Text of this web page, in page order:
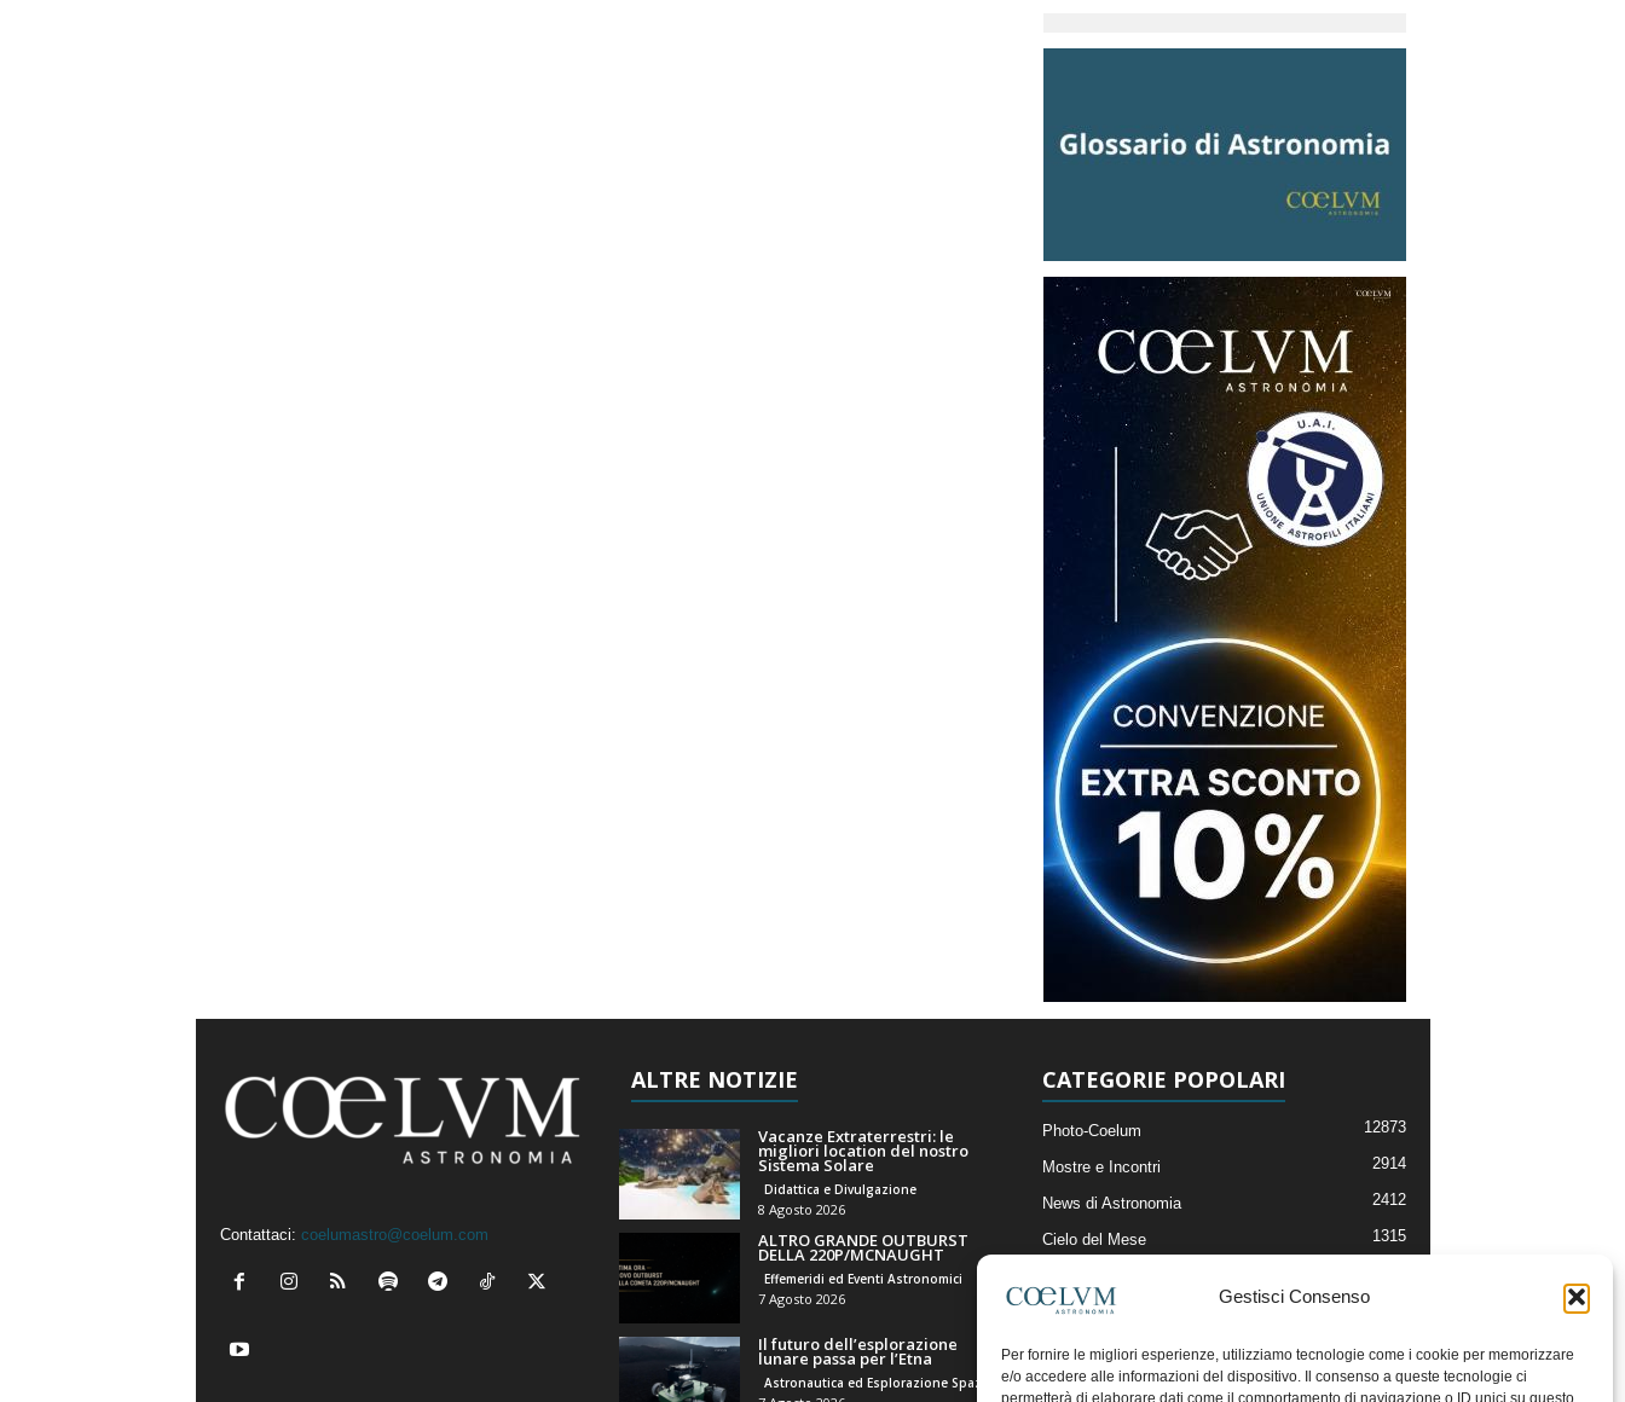
Gestisci Consenso
Per fornire le migliori esperienze, utilizziamo tecnologie come i cookie per memorizzare
e/o accedere alle informazioni del dispositivo. Il consenso a queste tecnologie ci
permetterà di elaborare dati come il comportamento di navigazione o ID unici su questo
Contattaci: coelumastro@coelum.com
ALTRE NOTIZIE
Vacanze Extraterrestri: le
migliori location del nostro
Sistema Solare
Didattica e Divulgazione
8 Agosto 2026
ALTRO GRANDE OUTBURST
DELLA 220P/MCNAUGHT
Effemeridi ed Eventi Astronomici
7 Agosto 2026
Il futuro dell’esplorazione
lunare passa per l’Etna
CATEGORIE POPOLARI
Photo-Coelum 12873
Mostre e Incontri 2914
News di Astronomia 2412
Cielo del Mese 1315
Articoli e Risorse On-Line
Il Blog della Redazione